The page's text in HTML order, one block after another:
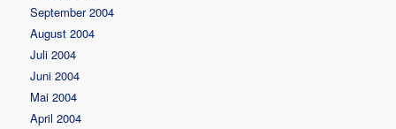
September 2004
August 2004
Juli 2004
Juni 2004
Mai 2004
April 2004